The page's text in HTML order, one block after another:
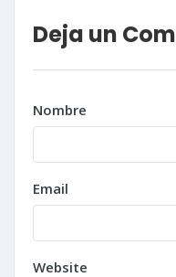
Deja un
Nombre
Email
Website